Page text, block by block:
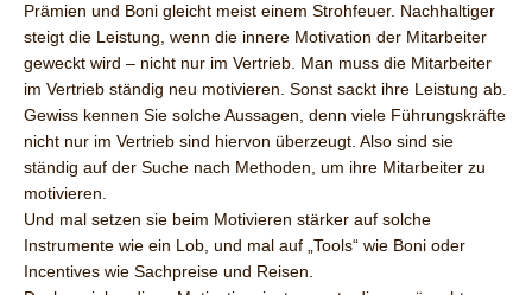
Prämien und Boni gleicht meist einem Strohfeuer. Nachhaltiger
steigt die Leistung, wenn die innere Motivation der Mitarbeiter
geweckt wird – nicht nur im Vertrieb. Man muss die Mitarbeiter
im Vertrieb ständig neu motivieren. Sonst sackt ihre Leistung ab.
Gewiss kennen Sie solche Aussagen, denn viele Führungskräfte
nicht nur im Vertrieb sind hiervon überzeugt. Also sind sie
ständig auf der Suche nach Methoden, um ihre Mitarbeiter zu
motivieren.
Und mal setzen sie beim Motivieren stärker auf solche
Instrumente wie ein Lob, und mal auf „Tools“ wie Boni oder
Incentives wie Sachpreise und Reisen.